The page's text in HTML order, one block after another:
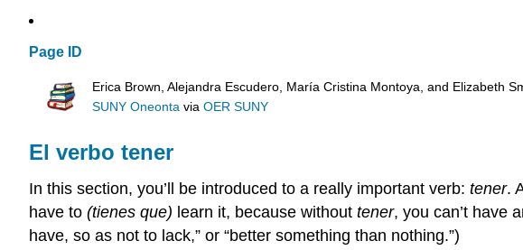
Page ID
Erica Brown, Alejandra Escudero, María Cristina Montoya, and Elizabeth
SUNY Oneonta viaOER SUNY
El verbo tener
In this section, you’ll be introduced to a really important verb: tener.
have to (tienes que) learn it, because without tener, you can’t have
have, so as not to lack,” or “better something than nothing.”)